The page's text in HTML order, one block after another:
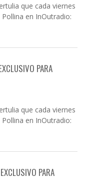
que cada viernes
en InOutradio:
PARA
que cada viernes
en InOutradio:
PARA